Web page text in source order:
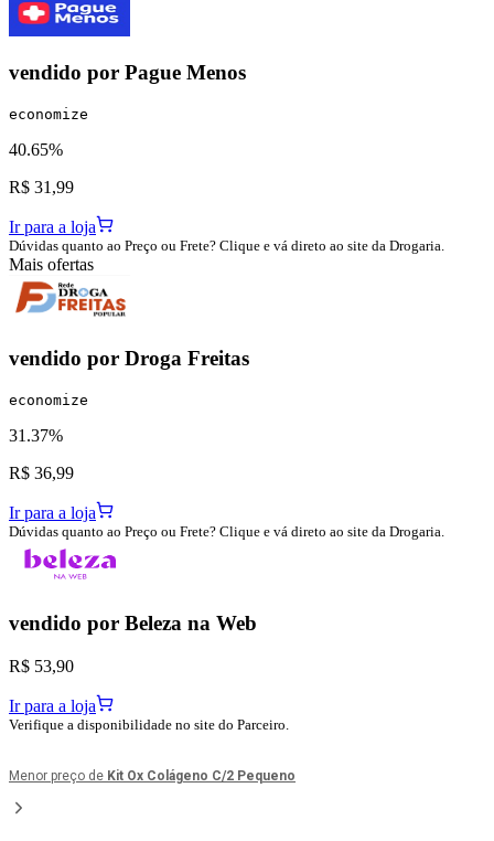
vendido por Pague Menos
economize
40.65%
R$ 31,99
Ir para a loja
Dúvidas quanto ao Preço ou Frete? Clique e vá direto ao site da Drogaria.
Mais ofertas
vendido por Droga Freitas
economize
31.37%
R$ 36,99
Ir para a loja
Dúvidas quanto ao Preço ou Frete? Clique e vá direto ao site da Drogaria.
vendido por Beleza na Web
R$ 53,90
Ir para a loja
Verifique a disponibilidade no site do Parceiro.
Menor preço de Kit Ox Colágeno C/2 Pequeno